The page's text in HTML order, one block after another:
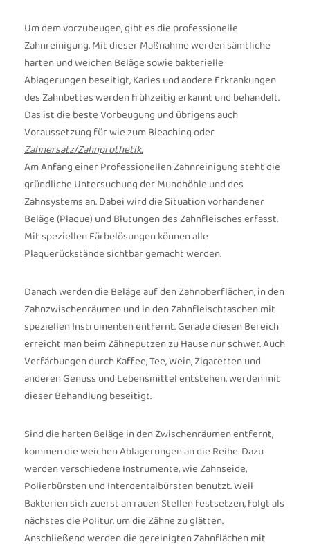
Um dem vorzubeugen, gibt es die professionelle
Zahnreinigung. Mit dieser Maßnahme werden sämtliche
harten und weichen Beläge sowie bakterielle
Ablagerungen beseitigt, Karies und andere Erkrankungen
des Zahnbettes werden frühzeitig erkannt und behandelt.
Das ist die beste Vorbeugung und übrigens auch
Voraussetzung für wie zum Bleaching oder
Zahnersatz/Zahnprothetik.
Am Anfang einer Professionellen Zahnreinigung steht die
gründliche Untersuchung der Mundhöhle und des
Zahnsystems an. Dabei wird die Situation vorhandener
Beläge (Plaque) und Blutungen des Zahnfleisches erfasst.
Mit speziellen Färbelösungen können alle
Plaquerückstände sichtbar gemacht werden.
Danach werden die Beläge auf den Zahnoberflächen, in den
Zahnzwischenräumen und in den Zahnfleischtaschen mit
speziellen Instrumenten entfernt. Gerade diesen Bereich
erreicht man beim Zähneputzen zu Hause nur schwer. Auch
Verfärbungen durch Kaffee, Tee, Wein, Zigaretten und
anderen Genuss und Lebensmittel entstehen, werden mit
dieser Behandlung beseitigt.
Sind die harten Beläge in den Zwischenräumen entfernt,
kommen die weichen Ablagerungen an die Reihe. Dazu
werden verschiedene Instrumente, wie Zahnseide,
Polierbürsten und Interdentalbürsten benutzt. Weil
Bakterien sich zuerst an rauen Stellen festsetzen, folgt als
nächstes die Politur. um die Zähne zu glätten.
Anschließend werden die gereinigten Zahnflächen mit